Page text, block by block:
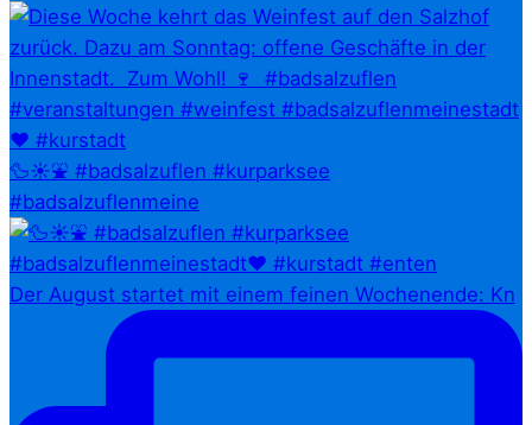
🦆☀️⛲ #badsalzuflen #kurparksee
#badsalzuflenmeine
Der August startet mit einem feinen Wochenende: Kn